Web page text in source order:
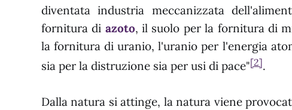
diventata industria meccanizzata
fornitura di azoto, il suolo per la fornitura di
la fornitura di uranio, l'uranio per l'energia
sia per la distruzione sia per usi di pace"[2].
Dalla natura si attinge, la natura viene